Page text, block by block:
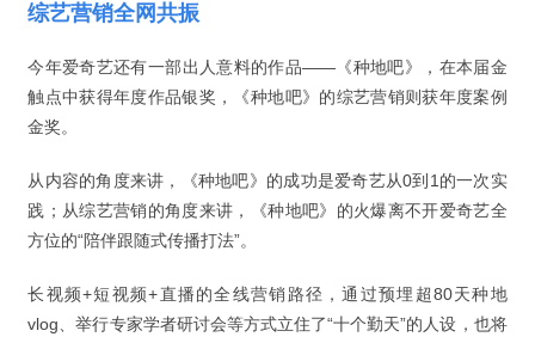
综艺营销全网共振
今年爱奇艺还有一部出人意料的作品——《种地吧》，在本届金
触点中获得年度作品银奖，《种地吧》的综艺营销则获年度案例
金奖。
从内容的角度来讲，《种地吧》的成功是爱奇艺从0到1的一次实
践；从综艺营销的角度来讲，《种地吧》的火爆离不开爱奇艺全
方位的“陪伴跟随式传播打法”。
长视频+短视频+直播的全线营销路径，通过预埋超80天种地
vlog、举行专家学者研讨会等方式立住了“十个勤天”的人设，也将